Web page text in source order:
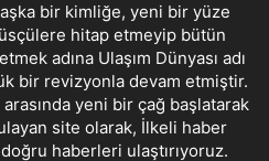
bir kimliğe, yeni bir yüze
hitap etmeyip bütün
adına Ulaşım Dünyası adı
bir revizyonla devam etmiştir.
yeni bir çağ başlatarak
site olarak, İlkeli haber
haberleri ulaştırıyoruz.